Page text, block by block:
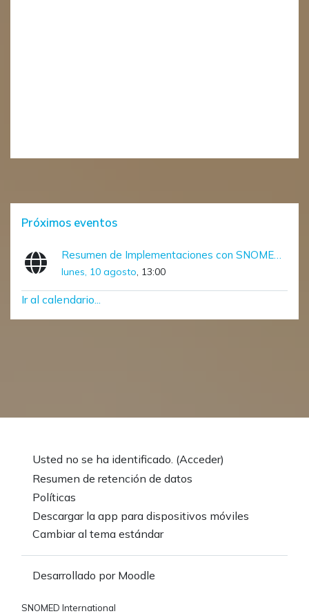
Próximos eventos
Resumen de Implementaciones con SNOMED CT (Diciembre – Marzo)
lunes, 10 agosto, 13:00
Ir al calendario...
Usted no se ha identificado. (Acceder)
Resumen de retención de datos
Políticas
Descargar la app para dispositivos móviles
Cambiar al tema estándar
Desarrollado por Moodle
SNOMED International